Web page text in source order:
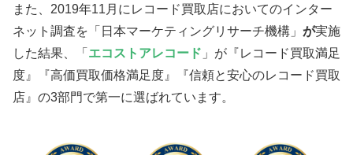
また、2019年11月にレコード買取店においてのインター
ネット調査を「日本マーケティングリサーチ機構」 が実施
した結果、「 エコストアレコード 」が『レコード買取満足
度』『高価買取価格満足度』『信頼と安心のレコード買取
店』の3部門で第一に選ばれています。